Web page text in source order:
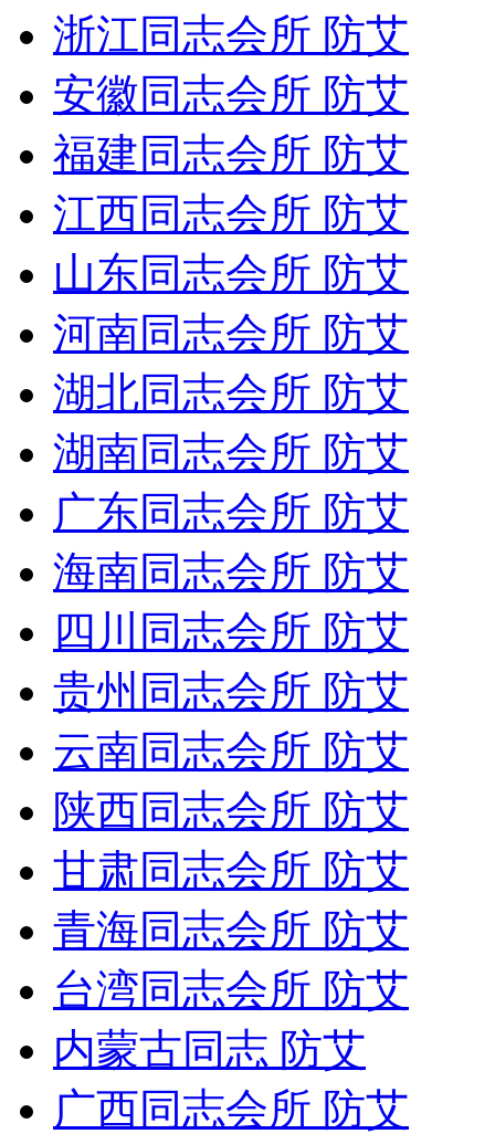
浙江同志会所 防艾
安徽同志会所 防艾
福建同志会所 防艾
江西同志会所 防艾
山东同志会所 防艾
河南同志会所 防艾
湖北同志会所 防艾
湖南同志会所 防艾
广东同志会所 防艾
海南同志会所 防艾
四川同志会所 防艾
贵州同志会所 防艾
云南同志会所 防艾
陕西同志会所 防艾
甘肃同志会所 防艾
青海同志会所 防艾
台湾同志会所 防艾
内蒙古同志 防艾
广西同志会所 防艾